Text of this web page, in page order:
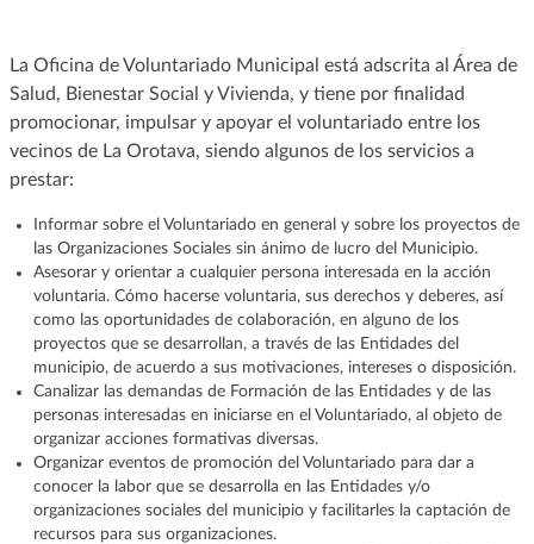
La Oficina de Voluntariado Municipal está adscrita al Área de
Salud, Bienestar Social y Vivienda, y tiene por finalidad
promocionar, impulsar y apoyar el voluntariado entre los
vecinos de La Orotava, siendo algunos de los servicios a
prestar:
Informar sobre el Voluntariado en general y sobre los proyectos de
las Organizaciones Sociales sin ánimo de lucro del Municipio.
Asesorar y orientar a cualquier persona interesada en la acción
voluntaria. Cómo hacerse voluntaria, sus derechos y deberes, así
como las oportunidades de colaboración, en alguno de los
proyectos que se desarrollan, a través de las Entidades del
municipio, de acuerdo a sus motivaciones, intereses o disposición.
Canalizar las demandas de Formación de las Entidades y de las
personas interesadas en iniciarse en el Voluntariado, al objeto de
organizar acciones formativas diversas.
Organizar eventos de promoción del Voluntariado para dar a
conocer la labor que se desarrolla en las Entidades y/o
organizaciones sociales del municipio y facilitarles la captación de
recursos para sus organizaciones.